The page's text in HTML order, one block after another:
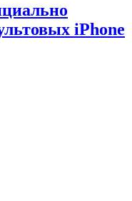
iPhone